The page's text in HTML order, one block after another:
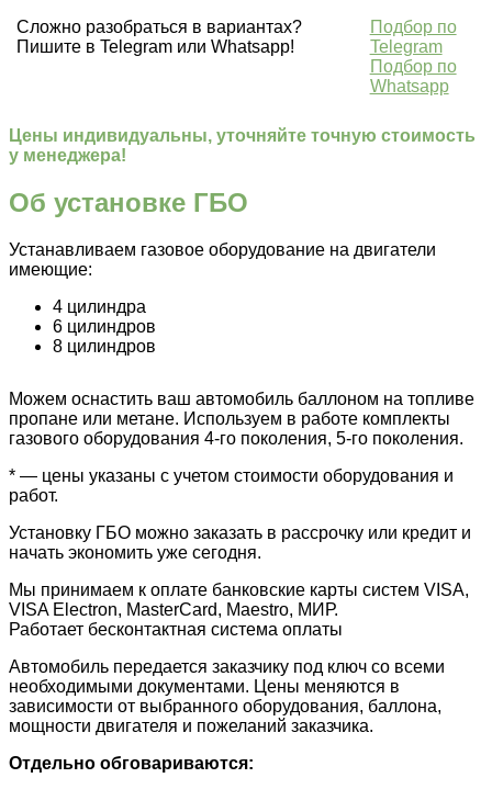
Сложно разобраться в вариантах?
Пишите в Telegram или Whatsapp!
Подбор по
Telegram
Подбор по
Whatsapp
Цены индивидуальны, уточняйте точную стоимость
у менеджера!
Об установке ГБО
Устанавливаем газовое оборудование на двигатели
имеющие:
4 цилиндра
6 цилиндров
8 цилиндров
Можем оснастить ваш автомобиль баллоном на топливе
пропане или метане. Используем в работе комплекты
газового оборудования 4-го поколения, 5-го поколения.
* — цены указаны с учетом стоимости оборудования и
работ.
Установку ГБО можно заказать в рассрочку или кредит и
начать экономить уже сегодня.
Мы принимаем к оплате банковские карты систем VISA,
VISA Electron, MasterCard, Maestro, МИР.
Работает бесконтактная система оплаты
Автомобиль передается заказчику под ключ со всеми
необходимыми документами. Цены меняются в
зависимости от выбранного оборудования, баллона,
мощности двигателя и пожеланий заказчика.
Отдельно обговариваются: